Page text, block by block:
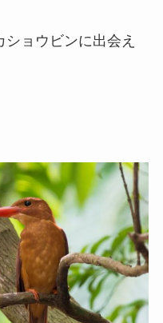
ョウビンに出会え